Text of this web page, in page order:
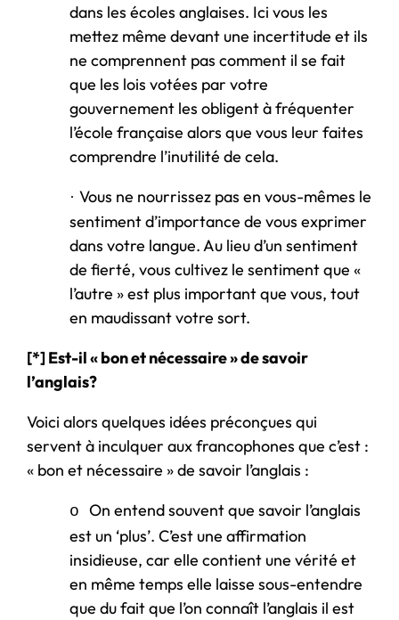
dans les écoles anglaises. Ici vous les
mettez même devant une incertitude et ils
ne comprennent pas comment il se fait
que les lois votées par votre
gouvernement les obligent à fréquenter
l’école française alors que vous leur faites
comprendre l’inutilité de cela.
· Vous ne nourrissez pas en vous-mêmes le
sentiment d’importance de vous exprimer
dans votre langue. Au lieu d’un sentiment
de fierté, vous cultivez le sentiment que «
l’autre » est plus important que vous, tout
en maudissant votre sort.
[*] Est-il « bon et nécessaire » de savoir
l’anglais?
Voici alors quelques idées préconçues qui
servent à inculquer aux francophones que c’est :
« bon et nécessaire » de savoir l’anglais :
o On entend souvent que savoir l’anglais
est un ‘plus’. C’est une affirmation
insidieuse, car elle contient une vérité et
en même temps elle laisse sous-entendre
que du fait que l’on connaît l’anglais il est